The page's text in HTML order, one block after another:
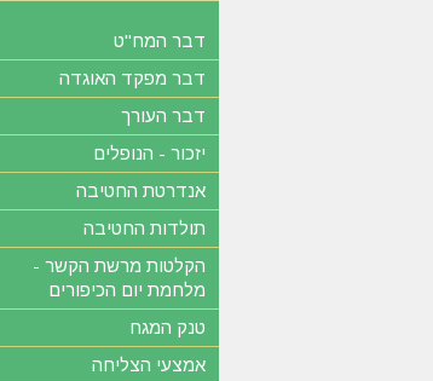
דבר המח"ט
דבר מפקד האוגדה
דבר העורך
יזכור - הנופלים
אנדרטת החטיבה
תולדות החטיבה
הקלטות מרשת הקשר -
מלחמת יום הכיפורים
טנק המגח
אמצעי הצליחה